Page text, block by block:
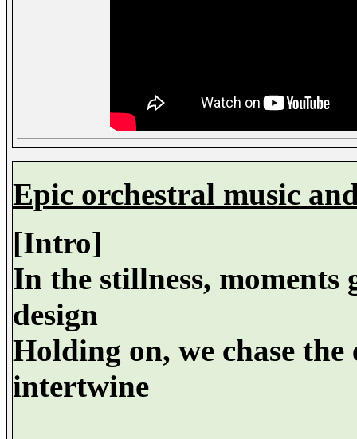
Epic orchestral music
[Intro]
In the stillness, moments
design
Holding on, we chase the
intertwine